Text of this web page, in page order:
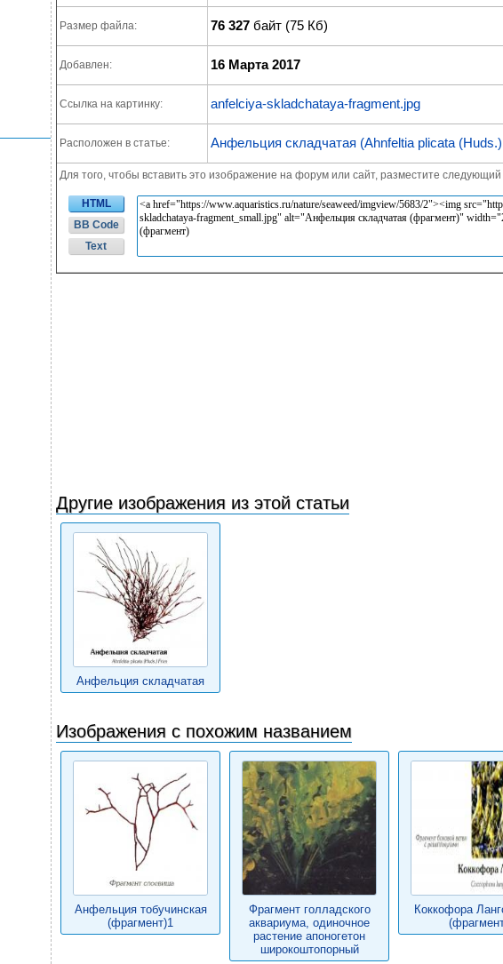
Размер файла: 76 327 байт (75 Кб)
Добавлен: 16 Марта 2017
Ссылка на картинку: anfelciya-skladchataya-fragment.jpg
Расположен в статье: Анфельция складчатая (Ahnfeltia plicata
Для того, чтобы вставить это изображение на форум или сайт, разместите следующий
HTML
BB Code
Text
Другие изображения из этой статьи
Анфельция складчатая
Изображения с похожим названием
Анфельция тобучинская
(фрагмент)1
Фрагмент голладского
аквариума, одиночное
растение апоногетон
широкоштопорный
Коккофора